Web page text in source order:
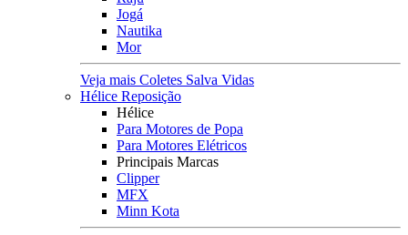
Jogá
Nautika
Mor
Veja mais Coletes Salva Vidas
Hélice Reposição
Hélice
Para Motores de Popa
Para Motores Elétricos
Principais Marcas
Clipper
MFX
Minn Kota